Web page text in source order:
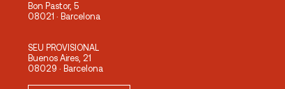
Bon Pastor, 5
08021 · Barcelona
SEU PROVISIONAL
Buenos Aires, 21
08029 · Barcelona